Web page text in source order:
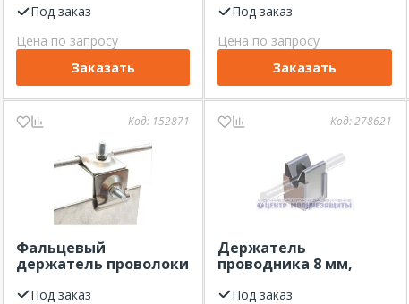
Под заказ
Цена по запросу
Заказать
Под заказ
Цена по запросу
Заказать
Код: 152871
Фальцевый
держатель проволоки
ООО "ЦМЗ"
скручиваемый,
Под заказ
Код:278621
Держатель
проводника 8 мм,
нержавеющая сталь
ЦМЗ
Под заказ